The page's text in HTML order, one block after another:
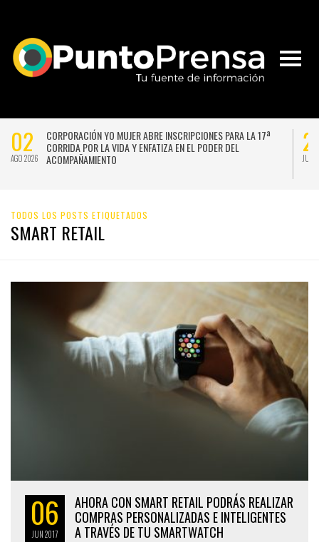
02
AGO 2026
CORPORACIÓN YO MUJER ABRE INSCRIPCIONES PARA LA 17ª
CORRIDA POR LA VIDA Y ENFATIZA EN EL PODER DEL
ACOMPAÑAMIENTO
JUL
TODOS LOS POSTS ETIQUETADOS
SMART RETAIL
06
JUN2017
AHORA CON SMART RETAIL PODRÁS REALIZAR
COMPRAS PERSONALIZADAS E INTELIGENTES
A TRAVÉS DE TU SMARTWATCH